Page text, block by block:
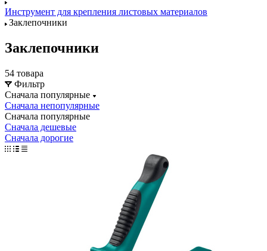
Инструмент для крепления листовых материалов
Заклепочники
Заклепочники
54 товара
Фильтр
Сначала популярные
Сначала непопулярные
Сначала популярные
Сначала дешевые
Сначала дорогие